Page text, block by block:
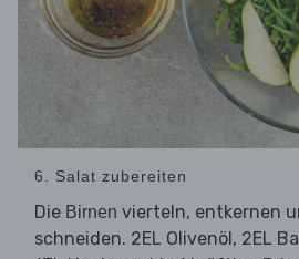
6. Salat zubereiten
Die Birnen vierteln, entkernen
schneiden. 2EL Olivenöl, 2EL